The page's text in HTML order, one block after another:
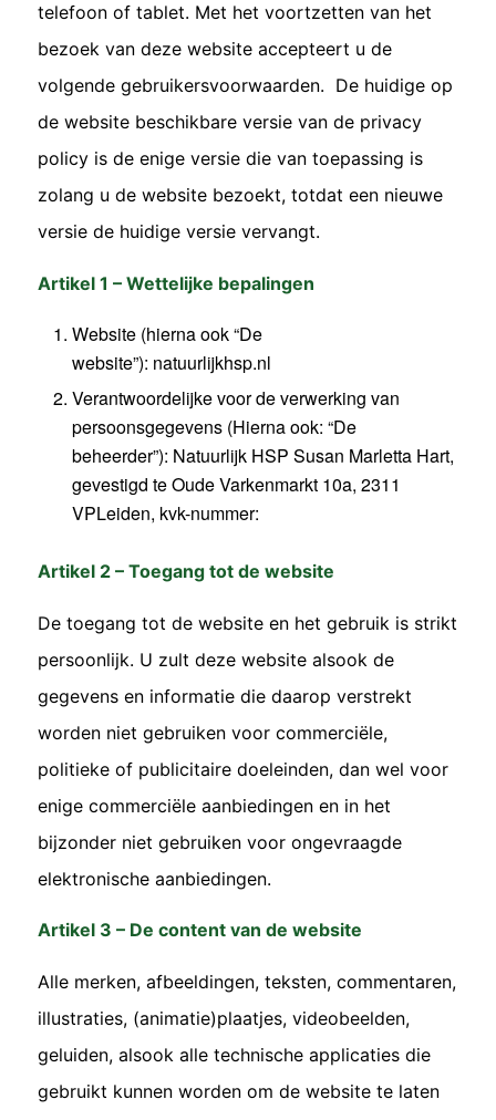
telefoon of tablet. Met het voortzetten van het
bezoek van deze website accepteert u de
volgende gebruikersvoorwaarden. De huidige op
de website beschikbare versie van de privacy
policy is de enige versie die van toepassing is
zolang u de website bezoekt, totdat een nieuwe
versie de huidige versie vervangt.
Artikel 1 – Wettelijke bepalingen
Website (hierna ook “De
website”): natuurlijkhsp.nl
Verantwoordelijke voor de verwerking van
persoonsgegevens (Hierna ook: “De
beheerder”): Natuurlijk HSP Susan Marletta Hart,
gevestigd te Oude Varkenmarkt 10a, 2311
VPLeiden, kvk-nummer:
Artikel 2 – Toegang tot de website
De toegang tot de website en het gebruik is strikt
persoonlijk. U zult deze website alsook de
gegevens en informatie die daarop verstrekt
worden niet gebruiken voor commerciële,
politieke of publicitaire doeleinden, dan wel voor
enige commerciële aanbiedingen en in het
bijzonder niet gebruiken voor ongevraagde
elektronische aanbiedingen.
Artikel 3 – De content van de website
Alle merken, afbeeldingen, teksten, commentaren,
illustraties, (animatie)plaatjes, videobeelden,
geluiden, alsook alle technische applicaties die
gebruikt kunnen worden om de website te laten